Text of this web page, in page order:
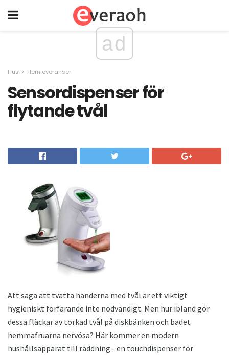
ad
Hus Hemleveranser
Sensordispenser för
flytande tvål
Att säga att tvätta händerna med tvål är ett viktigt
hygieniskt förfarande inte nödvändigt. Men hur ibland gör
dessa fläckar av torkad tvål på diskbänken och badet
hemmafruarna nervösa? Här kommer en modern
hushållsapparat till räddning - en touchdispenser för